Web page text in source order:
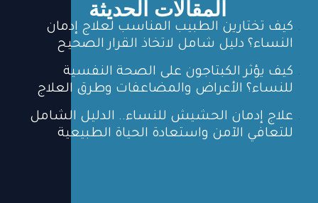
المقالات الحديثة
كيف تختارين الطبيب المناسب لعلاج إدمان
النساء؟ دليل شامل لاتخاذ القرار الصحيح
كيف يؤثر الكبتاجون على الصحة النفسية
للنساء؟ الأعراض والمضاعفات وطرق العلاج
علاج إدمان الحشيش للنساء.. الدليل الشامل
للتعافي الآمن واستعادة الحياة الطبيعية